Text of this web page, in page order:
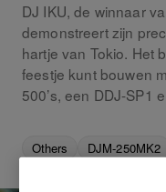
DJ IKU, de winnaar
demonstreert zijn
hartje van Tokio. Het
feestje kunt bouwen
500’s, een DDJ-SP1
Others DJM-250MK2